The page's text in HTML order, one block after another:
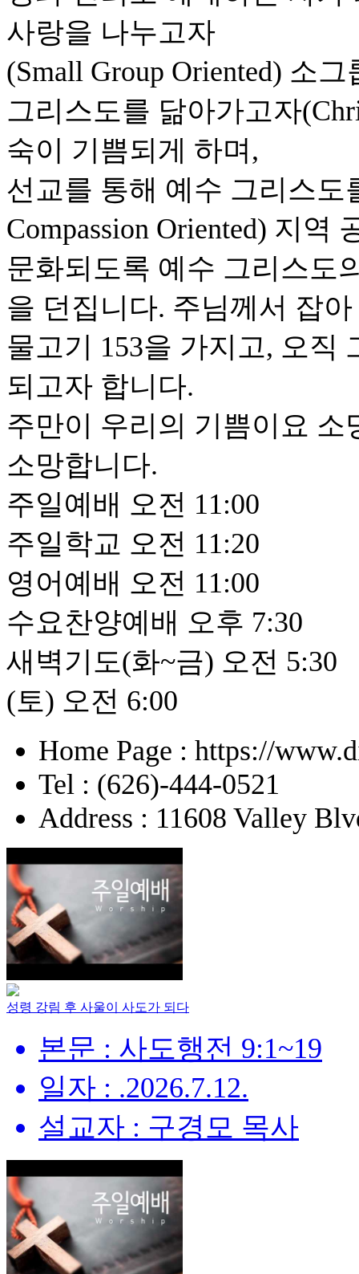
사랑을 나누고자
(Small Group Oriented) 소
그리스도를 닮아가고자
숙이 기쁨되게 하며,
선교를 통해 예수 그리스도
Compassion Oriented) 지역
문화되도록 예수 그리스도
을 던집니다. 주님께서 잡
물고기 153을 가지고, 오직
되고자 합니다.
주만이 우리의 기쁨이요
소망합니다.
주일예배 오전 11:00
주일학교 오전 11:20
영어예배 오전 11:00
수요찬양예배 오후 7:30
새벽기도(화~금) 오전 5:30
(토) 오전 6:00
Home Page : https://
Tel : (626)-444-0521
Address : 11608 Valley
성령 강림 후 사울이 사도가 되다
본문 : 사도행전 9:1~19
일자 : .2026.7.12.
설교자 : 구경모 목사